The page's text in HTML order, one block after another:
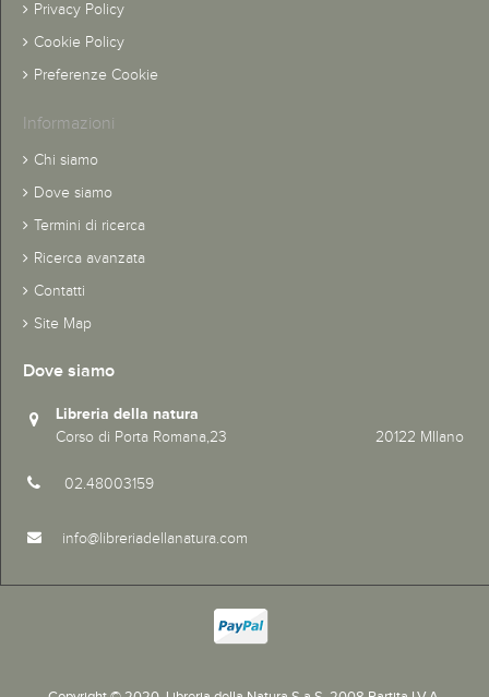
Privacy Policy
Cookie Policy
Preferenze Cookie
Informazioni
Chi siamo
Dove siamo
Termini di ricerca
Ricerca avanzata
Contatti
Site Map
Dove siamo
Libreria della natura
Corso di Porta Romana,23 20122 MIlano
02.48003159
info@libreriadellanatura.com